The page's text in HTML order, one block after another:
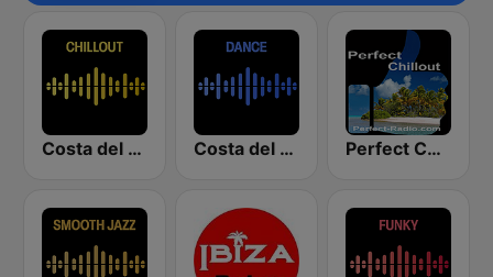
Costa del Mar Chillout Costa del Mar Dance Perfect Chillout